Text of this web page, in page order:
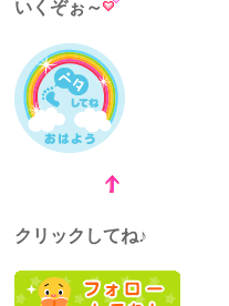
いくぞぉ～
クリックしてね♪